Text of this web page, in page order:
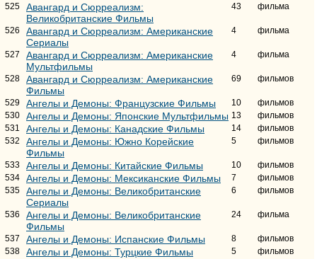
525
Авангард и Сюрреализм:
Великобританские Фильмы
43 фильма
526
Авангард и Сюрреализм: Американские
Сериалы
4 фильма
527
Авангард и Сюрреализм: Американские
Мультфильмы
4 фильма
528
Авангард и Сюрреализм: Американские
Фильмы
69 фильмов
529 Ангелы и Демоны: Французские Фильмы 10
фильмов
530
Ангелы и Демоны: Японские Мультфильмы 13
фильмов
531
Ангелы и Демоны: Канадские Фильмы 14
фильмов
532
Ангелы и Демоны: Южно Корейские
Фильмы
5 фильмов
533 Ангелы и Демоны: Китайские Фильмы 10
фильмов
534
Ангелы и Демоны: Мексиканские Фильмы 7
фильмов
535
Ангелы и Демоны: Великобританские
Сериалы
6 фильмов
536
Ангелы и Демоны: Великобританские
Фильмы
24 фильма
537 Ангелы и Демоны: Испанские Фильмы 8
фильмов
538
Ангелы и Демоны: Турцкие Фильмы 5
фильмов